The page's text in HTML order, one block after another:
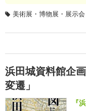
美術展・博物展・展示会
浜田城資料館企
変遷」
『